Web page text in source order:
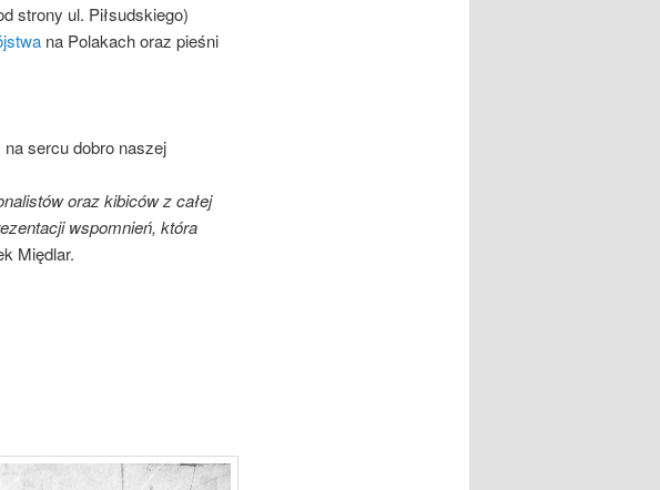
strony ul. Piłsudskiego)
na Polakach oraz pieśni
sercu dobro naszej
oraz kibiców z całej
wspomnień, która
Międlar.